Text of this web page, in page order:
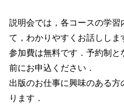
説明会では，各コースの学
て，わかりやすくお話ししま
参加費は無料です．予約制
前にお申込ください．
出版のお仕事に興味のある
ります．